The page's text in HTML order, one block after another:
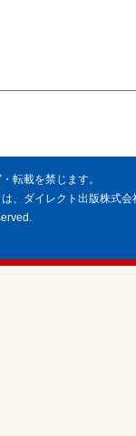
転載を禁じます。
、ダイレクト出版株式